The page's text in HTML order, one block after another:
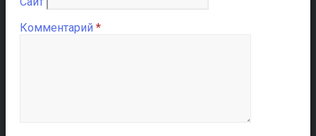
Комментарий *